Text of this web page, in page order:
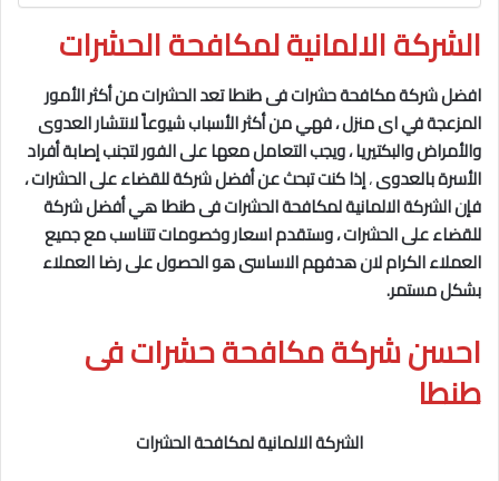
الشركة الالمانية لمكافحة الحشرات
افضل شركة مكافحة حشرات فى طنطا تعد الحشرات من أكثر الأمور
المزعجة في اى منزل ، فهي من أكثر الأسباب شيوعاً لانتشار العدوى
والأمراض والبكتيريا ، ويجب التعامل معها على الفور لتجنب إصابة أفراد
الأسرة بالعدوى،إذا كنت تبحث عن أفضل شركة للقضاء على الحشرات ،
فإن الشركة الالمانية لمكافحة الحشرات فى طنطاهي أفضل شركة
للقضاء على الحشرات ، وستقدم اسعار وخصومات تتناسب مع جميع
العملاء الكرام لان هدفهم الاساسى هو الحصول على رضا العملاء
بشكل مستمر.
احسن شركة مكافحة حشرات فى
طنطا
الشركة الالمانية لمكافحة الحشرات